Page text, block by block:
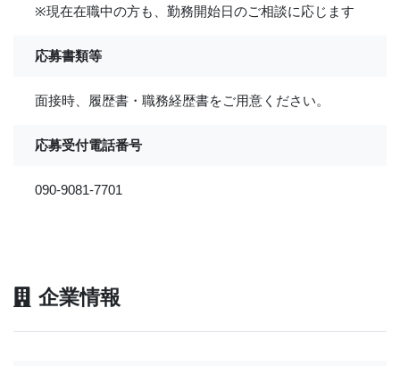
※現在在職中の方も、勤務開始日のご相談に応じます
応募書類等
面接時、履歴書・職務経歴書をご用意ください。
応募受付電話番号
090-9081-7701
企業情報